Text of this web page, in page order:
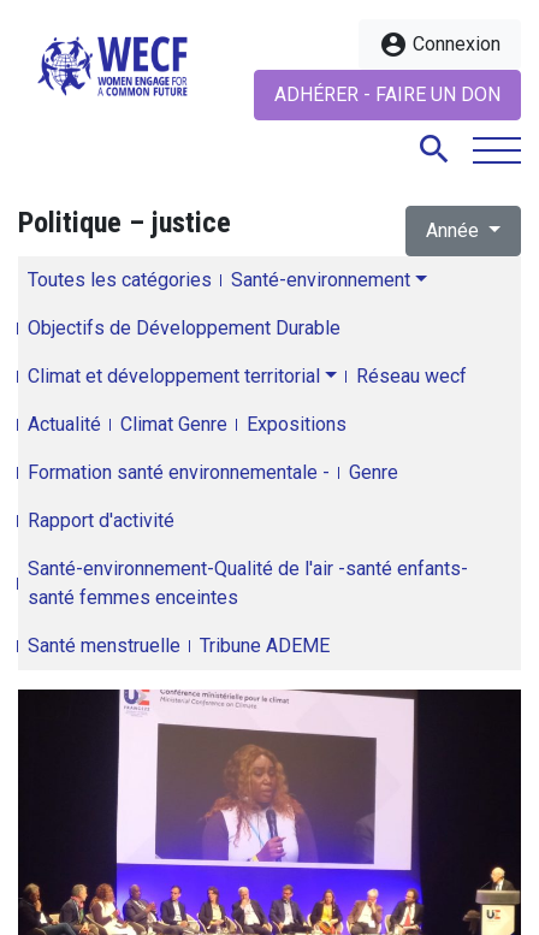
account_circle Connexion
ADHÉRER - FAIRE UN DON
search
Politique – justice Année
Toutes les catégories Santé-environnement
Objectifs de Développement Durable
Climat et développement territorial Réseau wecf
Actualité Climat Genre Expositions
Formation santé environnementale - Genre
Rapport d'activité
Santé-environnement-Qualité de l'air -santé enfants-
santé femmes enceintes
Santé menstruelle Tribune ADEME